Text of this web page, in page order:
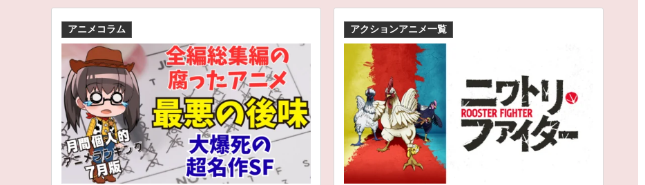
アニメコラム アクションアニメ一覧